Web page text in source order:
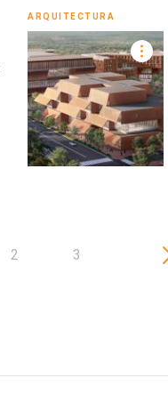
ARQUITECTURA
2 3